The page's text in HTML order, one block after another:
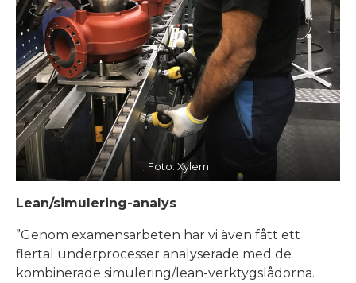
Foto: Xylem
Lean/simulering-analys
”Genom examensarbeten har vi även fått ett
flertal underprocesser analyserade med de
kombinerade simulering/lean-verktygslådorna.